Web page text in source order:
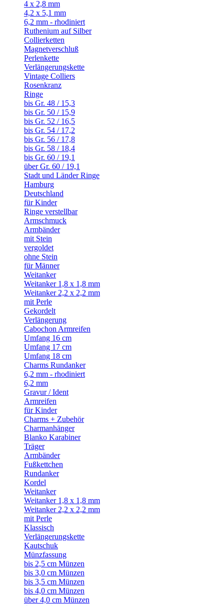
4 x 2,8 mm
4,2 x 5,1 mm
6,2 mm - rhodiniert
Ruthenium auf Silber
Collierketten
Magnetverschluß
Perlenkette
Verlängerungskette
Vintage Colliers
Rosenkranz
Ringe
bis Gr. 48 / 15,3
bis Gr. 50 / 15,9
bis Gr. 52 / 16,5
bis Gr. 54 / 17,2
bis Gr. 56 / 17,8
bis Gr. 58 / 18,4
bis Gr. 60 / 19,1
über Gr. 60 / 19,1
Stadt und Länder Ringe
Hamburg
Deutschland
für Kinder
Ringe verstellbar
Armschmuck
Armbänder
mit Stein
vergoldet
ohne Stein
für Männer
Weitanker
Weitanker 1,8 x 1,8 mm
Weitanker 2,2 x 2,2 mm
mit Perle
Gekordelt
Verlängerung
Cabochon Armreifen
Umfang 16 cm
Umfang 17 cm
Umfang 18 cm
Charms Rundanker
6,2 mm - rhodiniert
6,2 mm
Gravur / Ident
Armreifen
für Kinder
Charms + Zubehör
Charmanhänger
Blanko Karabiner
Träger
Armbänder
Fußkettchen
Rundanker
Kordel
Weitanker
Weitanker 1,8 x 1,8 mm
Weitanker 2,2 x 2,2 mm
mit Perle
Klassisch
Verlängerungskette
Kautschuk
Münzfassung
bis 2,5 cm Münzen
bis 3,0 cm Münzen
bis 3,5 cm Münzen
bis 4,0 cm Münzen
über 4,0 cm Münzen